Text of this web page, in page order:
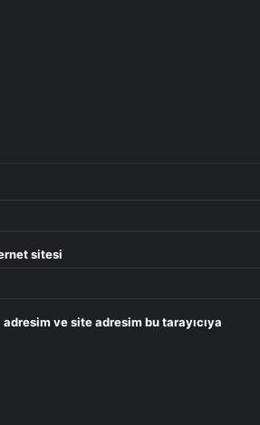
sitesi
ve site adresim bu tarayıcıya